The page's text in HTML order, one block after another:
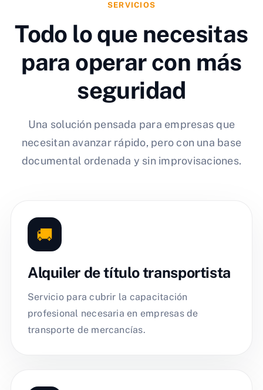
SERVICIOS
Todo lo que necesitas
para operar con más
seguridad
Una solución pensada para empresas que
necesitan avanzar rápido, pero con una base
documental ordenada y sin improvisaciones.
🚚
Alquiler de título transportista
Servicio para cubrir la capacitación
profesional necesaria en empresas de
transporte de mercancías.